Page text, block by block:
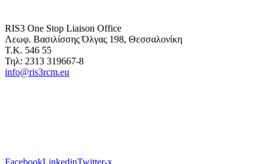
RIS3 One Stop Liaison Office
Λεωφ. Βασιλίσσης Όλγας 198, Θεσσαλονίκη
Τ.Κ. 546 55
Τηλ: 2313 319667-8
info@ris3rcm.eu